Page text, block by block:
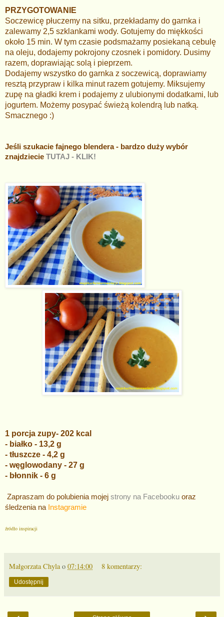
PRZYGOTOWANIE
Soczewicę płuczemy na sitku, przekładamy do garnka i
zalewamy 2,5 szklankami wody. Gotujemy do miękkości
około 15 min. W tym czasie podsmażamy posiekaną cebulę
na oleju, dodajemy pokrojony czosnek i pomidory. Dusimy
razem, doprawiając solą i pieprzem.
Dodajemy wszystko do garnka z soczewicą, doprawiamy
resztą przypraw i kilka minut razem gotujemy. Miksujemy
zupę na gładki krem i podajemy z ulubionymi dodatkami, lub
jogurtem. Możemy posypać świeżą kolendrą lub natką.
Smacznego :)
Jeśli szukacie fajnego blendera - bardzo duży wybór
znajdziecie TUTAJ - KLIK!
1 porcja zupy- 202 kcal
- białko - 13,2 g
- tłuszcze - 4,2 g
- węglowodany - 27 g
- błonnik - 6 g
Zapraszam do polubienia mojej strony na Facebooku oraz
śledzenia na Instagramie
źródło inspiracji
Małgorzata Chyla o 07:14:00 8 komentarzy:
Udostępnij